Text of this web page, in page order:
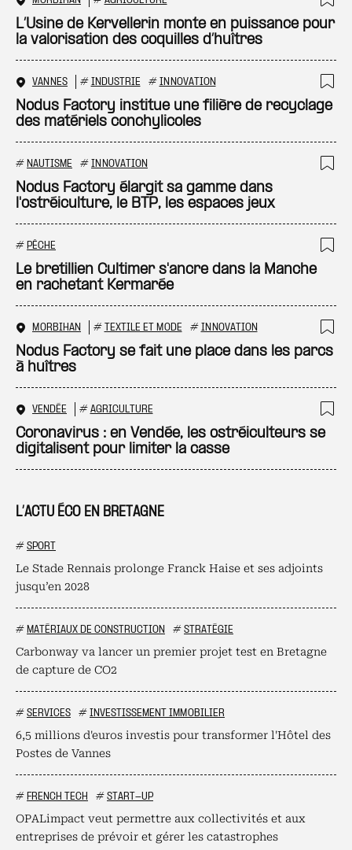
L’ACTU ÉCO EN BRETAGNE
# SPORT
Le Stade Rennais prolonge Franck Haise et ses adjoints
jusqu’en 2028
# MATÉRIAUX DE CONSTRUCTION # STRATÉGIE
Carbonway va lancer un premier projet test en Bretagne
de capture de CO2
# SERVICES # INVESTISSEMENT IMMOBILIER
6,5 millions d'euros investis pour transformer l'Hôtel des
Postes de Vannes
# FRENCH TECH # START-UP
OPALimpact veut permettre aux collectivités et aux
entreprises de prévoir et gérer les catastrophes
L’Usine de Kervellerin monte en puissance pour
la valorisation des coquilles d’huîtres
VANNES # INDUSTRIE # INNOVATION
Nodus Factory institue une filière de recyclage
des matériels conchylicoles
# NAUTISME # INNOVATION
Nodus Factory élargit sa gamme dans
l'ostréiculture, le BTP, les espaces jeux
# PÊCHE
Le bretillien Cultimer s'ancre dans la Manche
en rachetant Kermarée
MORBIHAN # TEXTILE ET MODE # INNOVATION
Nodus Factory se fait une place dans les parcs
à huîtres
VENDÉE # AGRICULTURE
Coronavirus : en Vendée, les ostréiculteurs se
digitalisent pour limiter la casse